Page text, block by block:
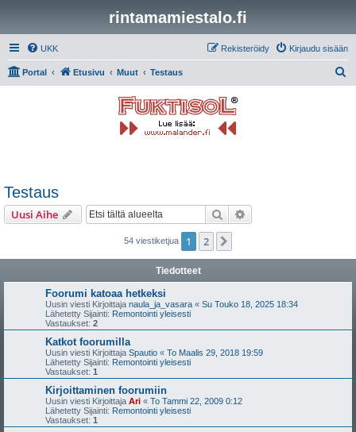
rintamamiestalo.fi
UKK Kirjaudu sisään
Rekisteröidy
Portal Etusivu Muut Testaus
Testaus
Uusi Aihe Etsi
54 viestiketjua 1 2
Tiedotteet
Foorumi katoaa hetkeksi
Uusin viesti Kirjoittaja naula_ja_vasara « Su Touko 18, 2025 18:34
Lähetetty Sijainti: Remontointi yleisesti
Vastaukset: 2
Katkot foorumilla
Uusin viesti Kirjoittaja Spautio « To Maalis 29, 2018 19:59
Lähetetty Sijainti: Remontointi yleisesti
Vastaukset: 1
Kirjoittaminen foorumiin
Uusin viesti Kirjoittaja Ari « To Tammi 22, 2009 0:12
Lähetetty Sijainti: Remontointi yleisesti
Vastaukset: 1